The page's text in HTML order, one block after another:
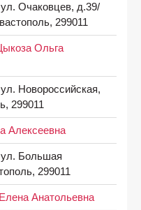
Очаковцев, д.39/
299011
Ольга
Новороссийская,
299011
Алексеевна
Большая
299011
Анатольевна